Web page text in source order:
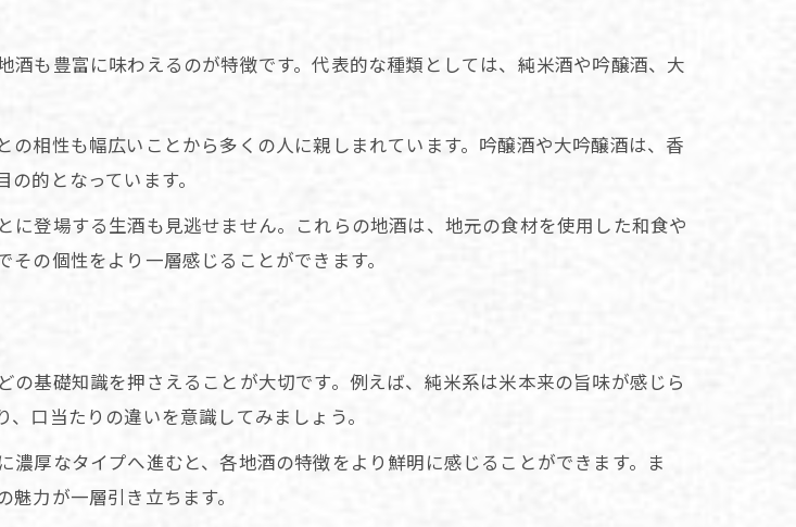
酎の酒屋で飲み比べを堪能する
べの魅力と選び方のコツ
情報で味わう特別な体験
！地酒を満喫する方法
で体験する個性豊かな味わい
自分好みの地酒を見つける方法
トを活用した楽しみ方のコツ
天満駅の地酒選び方
も豊富に味わえるのが特徴です。代表的な種類としては、純米酒や吟醸酒、大
相性も幅広いことから多くの人に親しまれています。吟醸酒や大吟醸酒は、香
的となっています。
登場する生酒も見逃せません。これらの地酒は、地元の食材を使用した和食や
の個性をより一層感じることができます。
基礎知識を押さえることが大切です。例えば、純米系は米本来の旨味が感じら
口当たりの違いを意識してみましょう。
厚なタイプへ進むと、各地酒の特徴をより鮮明に感じることができます。ま
力が一層引き立ちます。